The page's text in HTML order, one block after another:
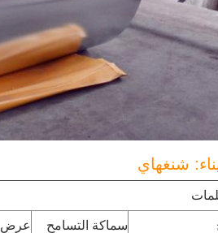
شنغهاي
سماكة التسامح عرض